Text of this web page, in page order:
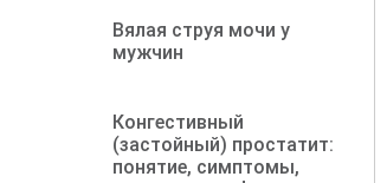
Вялая струя мочи у
мужчин
Конгестивный
(застойный) простатит:
понятие, симптомы,